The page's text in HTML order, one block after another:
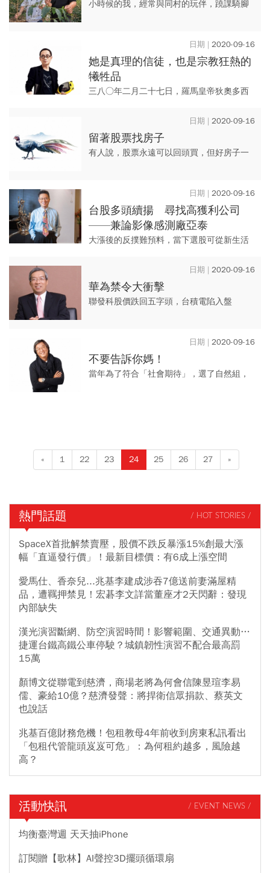
小時候的我，經常與同村的玩伴，蹺課騎腳
童年回憶之一；但當年的我哪...
2020-09-16
她是真理的信徒，也是宗教狂熱的
犧牲品
三八○年二月二十七日，羅馬皇帝狄奧多西
戰火。亞歷山大城圖書館館長希帕提婭也受
到波及，她是知識的先鋒，而...
2020-09-16
留著股票找房子
有人說，股票永遠可以回頭買，但好房子一
2020-09-16
台股多頭續揚 尋找高獲利公司
——兼論影像感測廠亞泰
大漲後的反撲難預料，當下選股可從新生活
對峙，中國政府勢必強化內需經濟，「金九
銀十」消費旺季將來臨，值得...
2020-09-16
華為禁令大衝擊
聯發科股價跌回五字頭，台積電陷入盤
2020-09-16
不要告訴你媽！
當年為了符合「社會期待」，選了自然組，
« 1 22 23 24 25 26 27 »
熱門話題 / HOT STORIES /
SpaceX首批解禁賣壓，股價不跌反暴漲15%創最大漲
幅「直逼發行價」！最新目標價：有6成上漲空間
愛馬仕、香奈兒...兆基李建成涉吞7億送前妻滿屋精
品，遭羈押禁見！宏碁李文詳當董座才2天閃辭：發現
內部缺失
漢光演習斷網、防空演習時間！影響範圍、交通異動…
捷運台鐵高鐵公車停駛？城鎮韌性演習不配合最高罰
15萬
顏博文從聯電到慈濟，商場老將為何會信陳昱瑄李易
儒、豪給10億？慈濟發聲：將捍衛信眾捐款、蔡英文
也說話
兆基百億財務危機！包租教母4年前收到房東私訊看出
「包租代管龍頭岌岌可危」：為何租約越多，風險越
高？
活動快訊 / EVENT NEWS /
均衡臺灣週 天天抽iPhone
訂閱贈【歌林】AI聲控3D擺頭循環扇